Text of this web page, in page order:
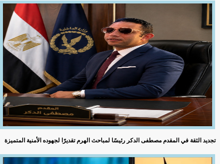
تجديد الثقة في المقدم مصطفى الدكر رئيسًا لمباحث الهرم تقديرًا لجهوده الأمنية المتميزة